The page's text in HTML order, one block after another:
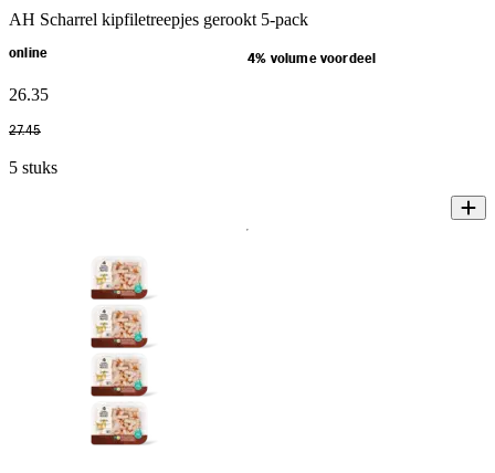
AH Scharrel kipfiletreepjes gerookt 5-pack
online 4% volume voordeel
26.35
27.45
5 stuks